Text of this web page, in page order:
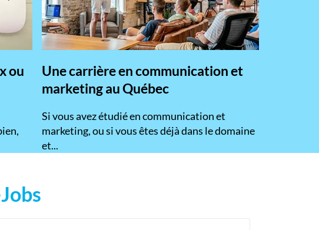
ou
Une carrière en communication et
marketing au Québec
Si vous avez étudié en communication et
marketing, ou si vous êtes déjà dans le domaine
et...